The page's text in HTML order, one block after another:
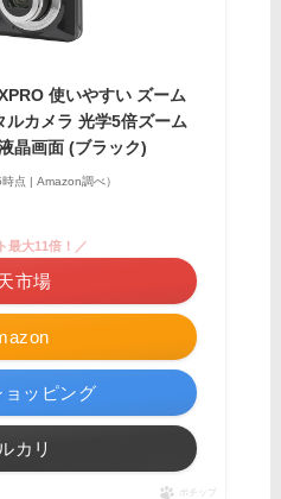
使いやすい ズーム
カメラ 光学5倍ズーム
晶画面 (ブラック)
点 | Amazon調べ）
最大11倍！／
市場
ョッピング
カリ
ポチップ